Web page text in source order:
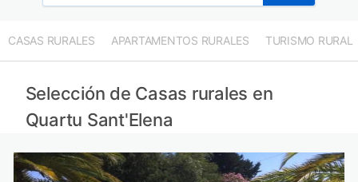
CASAS RURALES APARTAMENTOS RURALES TURISMO RURAL
Selección de Casas rurales en
Quartu Sant'Elena